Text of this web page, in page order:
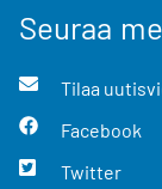
Seuraa
Tilaa
Facebook
Twitter